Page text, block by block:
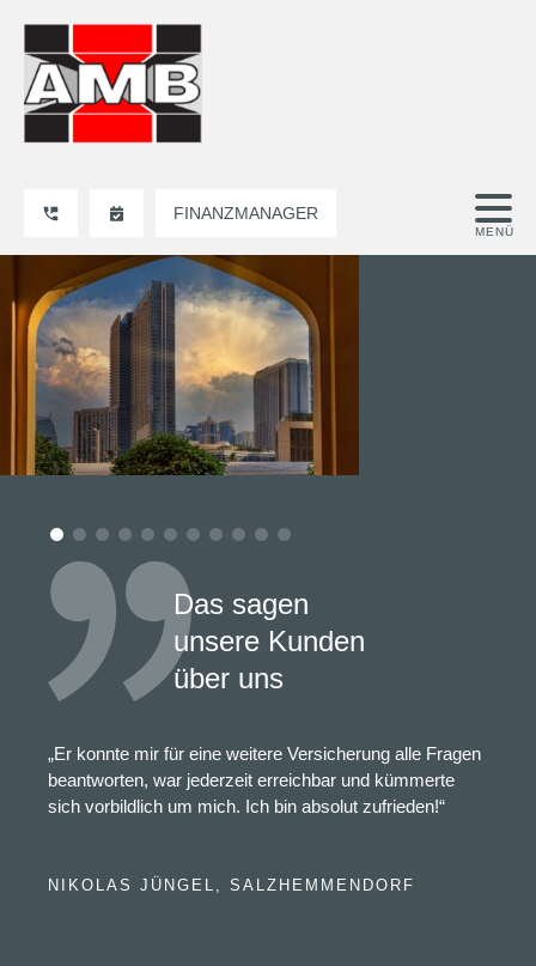
FINANZMANAGER
Das sagen
unsere Kunden
über uns
„Er konnte mir für eine weitere Versicherung alle Fragen
beantworten, war jederzeit erreichbar und kümmerte
sich vorbildlich um mich. Ich bin absolut zufrieden!“
NIKOLAS JÜNGEL, SALZHEMMENDORF